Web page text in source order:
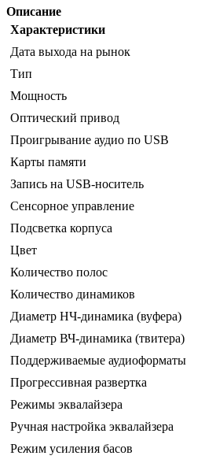
Описание
Характеристики
Дата выхода на рынок
Тип
Мощность
Оптический привод
Проигрывание аудио по USB
Карты памяти
Запись на USB-носитель
Сенсорное управление
Подсветка корпуса
Цвет
Количество полос
Количество динамиков
Диаметр НЧ-динамика (вуфера)
Диаметр ВЧ-динамика (твитера)
Поддерживаемые аудиоформаты
Прогрессивная развертка
Режимы эквалайзера
Ручная настройка эквалайзера
Режим усиления басов